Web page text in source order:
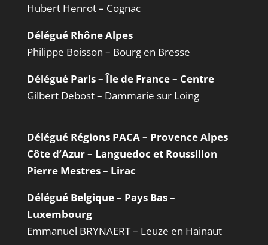
Hubert Henrot – Cognac
Délégué Rhône Alpes
Philippe Boisson – Bourg en Bresse
Délégué Paris – Île de France – Centre
Gilbert Debost – Dammarie sur Loing
Délégué Régions PACA – Provence Alpes
Côte d’Azur – Languedoc et Roussillon
Pierre Mestres – Lirac
Délégué Belgique – Pays Bas –
Luxembourg
Emmanuel BRYNAERT – Leuze en Hainaut